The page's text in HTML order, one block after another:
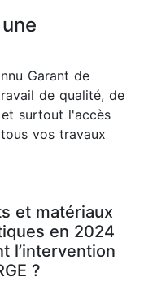
Garant de
de qualité, de
surtout l'accès
vos travaux
et matériaux
en 2024
l’intervention
?